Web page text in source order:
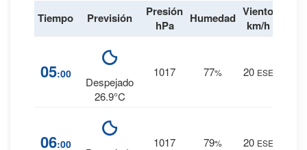
Tiempo Previsión
Presión
hPa
Humedad Viento
km/h
05:00
Despejado
26.9°C
1017 77% 20 ESE
06:00 1017 79% 20 ESE